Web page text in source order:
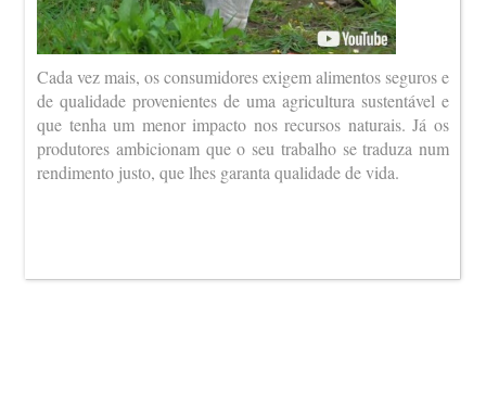
Cada vez mais, os consumidores exigem alimentos seguros e
de qualidade provenientes de uma agricultura sustentável e
que tenha um menor impacto nos recursos naturais. Já os
produtores ambicionam que o seu trabalho se traduza num
rendimento justo, que lhes garanta qualidade de vida.